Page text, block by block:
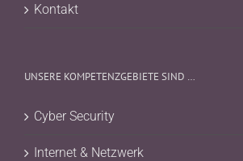
Kontakt
UNSERE KOMPETENZGEBIETE SIND …
Cyber Security
Internet & Netzwerk